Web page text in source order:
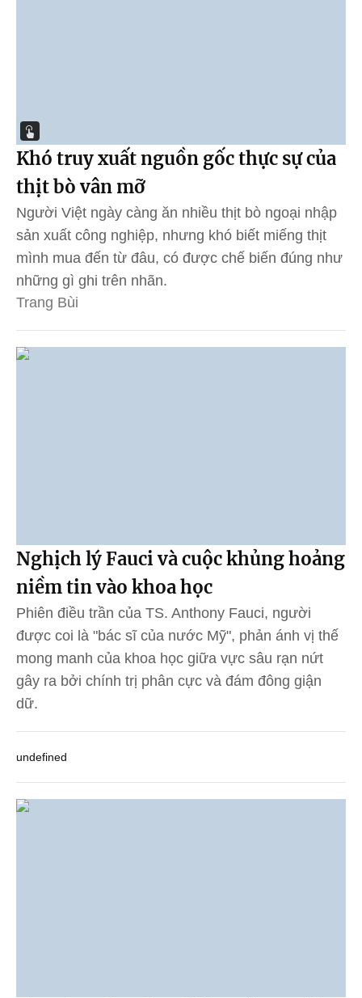
Khó truy xuất nguồn gốc thực sự của
thịt bò vân mỡ
Người Việt ngày càng ăn nhiều thịt bò ngoại nhập
sản xuất công nghiệp, nhưng khó biết miếng thịt
mình mua đến từ đâu, có được chế biến đúng như
những gì ghi trên nhãn.
Trang Bùi
Nghịch lý Fauci và cuộc khủng hoảng
niềm tin vào khoa học
Phiên điều trần của TS. Anthony Fauci, người
được coi là "bác sĩ của nước Mỹ", phản ánh vị thế
mong manh của khoa học giữa vực sâu rạn nứt
gây ra bởi chính trị phân cực và đám đông giận
dữ.
undefined